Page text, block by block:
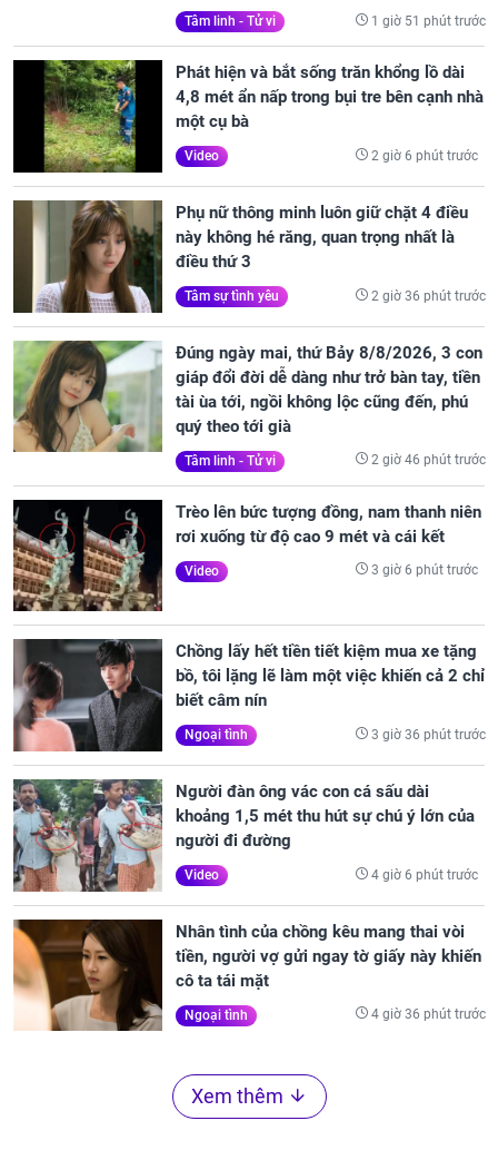
Tâm linh - Tử vi 1 giờ 51 phút trước
Phát hiện và bắt sống trăn khổng lồ dài
4,8 mét ẩn nấp trong bụi tre bên cạnh nhà
một cụ bà
Video 2 giờ 6 phút trước
Phụ nữ thông minh luôn giữ chặt 4 điều
này không hé răng, quan trọng nhất là
điều thứ 3
Tâm sự tình yêu 2 giờ 36 phút trước
Đúng ngày mai, thứ Bảy 8/8/2026, 3 con
giáp đổi đời dễ dàng như trở bàn tay, tiền
tài ùa tới, ngồi không lộc cũng đến, phú
quý theo tới già
Tâm linh - Tử vi 2 giờ 46 phút trước
Trèo lên bức tượng đồng, nam thanh niên
rơi xuống từ độ cao 9 mét và cái kết
Video 3 giờ 6 phút trước
Chồng lấy hết tiền tiết kiệm mua xe tặng
bồ, tôi lặng lẽ làm một việc khiến cả 2 chỉ
biết câm nín
Ngoại tình 3 giờ 36 phút trước
Người đàn ông vác con cá sấu dài
khoảng 1,5 mét thu hút sự chú ý lớn của
người đi đường
Video 4 giờ 6 phút trước
Nhân tình của chồng kêu mang thai vòi
tiền, người vợ gửi ngay tờ giấy này khiến
cô ta tái mặt
Ngoại tình 4 giờ 36 phút trước
Xem thêm